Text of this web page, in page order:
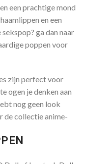
een prachtige mond
en een
ga dan naar
poppen voor
zijn perfect voor
ogen je denken aan
nog geen look
de collectie anime-